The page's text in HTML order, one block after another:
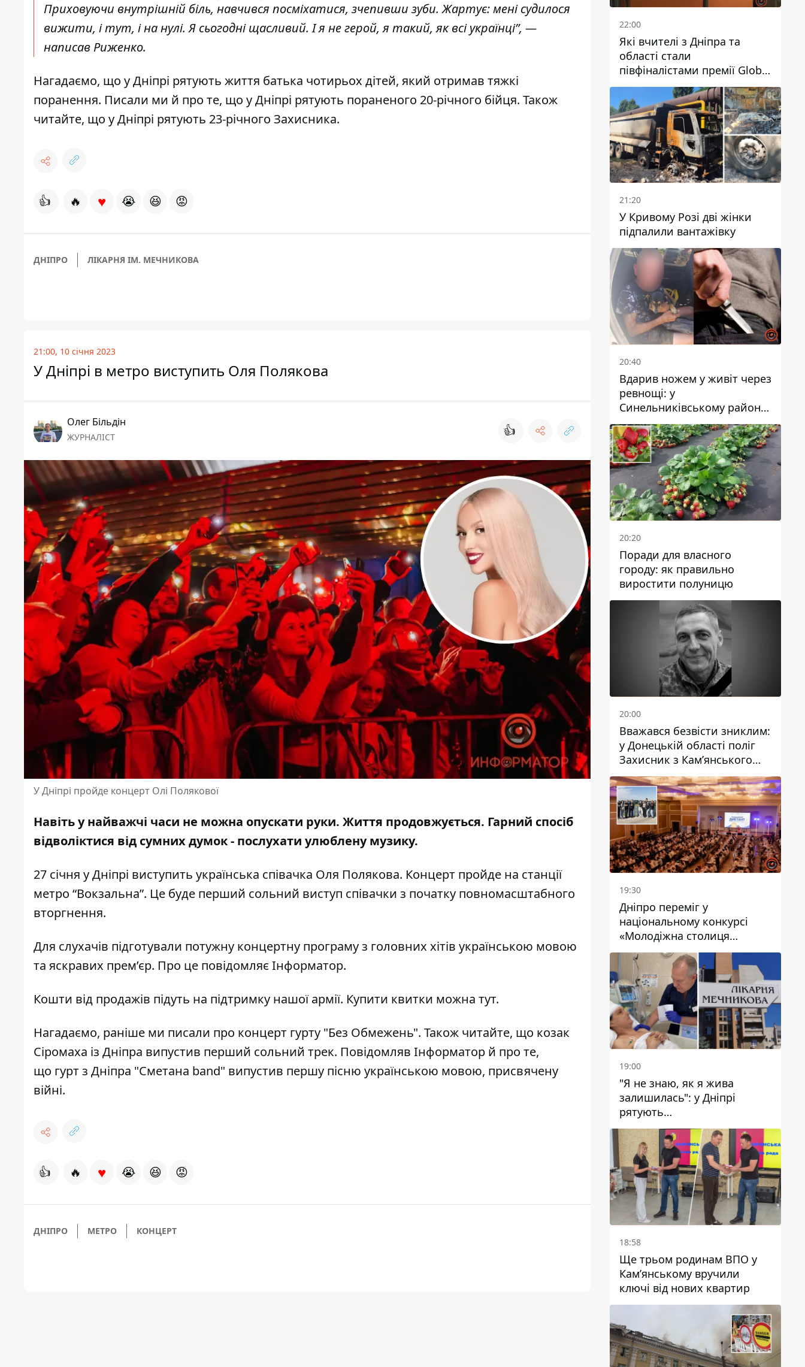
Приховуючи внутрішній біль, навчився посміхатися, зчепивши зуби.Жартує: мені судилося
вижити, і тут, і на нулі. Я сьогодні щасливий. І я не герой, я такий, як всі українці”, —
написав Риженко.
Нагадаємо, що у Дніпрі рятують життя батька чотирьох дітей, який отримав тяжкі
поранення. Писали ми й про те, що у Дніпрі рятують пораненого 20-річного бійця. Також
читайте, що у Дніпрі рятують 23-річного Захисника.
👍 🔥 ♥ 😭 😆 😡
ДНІПРО ЛІКАРНЯ ІМ. МЕЧНИКОВА
21:00, 10 січня 2023
У Дніпрі в метро виступить Оля Полякова
Олег Більдін
ЖУРНАЛІСТ 👍
У Дніпрі пройде концерт Олі Полякової
Навіть у найважчі часи не можна опускати руки. Життя продовжується. Гарний спосіб
відволіктися від сумних думок - послухати улюблену музику.
27 січня у Дніпрі виступить українська співачка Оля Полякова. Концерт пройде на станції
метро “Вокзальна”. Це буде перший сольний виступ співачки з початку повномасштабного
вторгнення.
Для слухачів підготували потужну концертну програму з головних хітів українською мовою
та яскравих прем’єр. Про це повідомляє Інформатор.
Кошти від продажів підуть на підтримку нашої армії. Купити квитки можна тут.
Нагадаємо, раніше ми писали про концерт гурту "Без Обмежень". Також читайте, що козак
Сіромаха із Дніпра випустив перший сольний трек. Повідомляв Інформатор й про те,
що гурт з Дніпра "Сметана band" випустив першу пісню українською мовою, присвячену
війні.
👍 🔥 ♥ 😭 😆 😡
ДНІПРО МЕТРО КОНЦЕРТ
22:00
Які вчителі з Дніпра та
області стали
півфіналістами премії Global
Teacher Prize Ukraine 2026
21:20
У Кривому Розі дві жінки
підпалили вантажівку
20:40
Вдарив ножем у живіт через
ревнощі: у
Синельниківському районі
затримали 49-річного
чоловіка за вбивство
20:20
Поради для власного
городу: як правильно
виростити полуницю
20:00
Вважався безвісти зниклим:
у Донецькій області поліг
Захисник з Кам’янського
Антон Красовський
19:30
Дніпро переміг у
національному конкурсі
«Молодіжна столиця
України – 2026»
19:00
"Я не знаю, як я жива
залишилась": у Дніпрі
рятують
військовослужбовицю та
мати чотирьох дітей, яку
поранив КАБ
18:58
Ще трьом родинам ВПО у
Кам’янському вручили
ключі від нових квартир